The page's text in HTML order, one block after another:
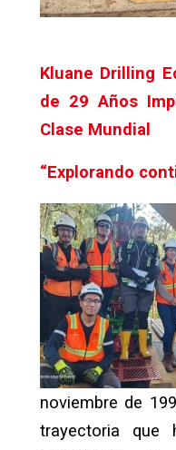
Kluane Drilling
de 29 Años
Clase Mundial
“Explorando
noviembre de
trayectoria